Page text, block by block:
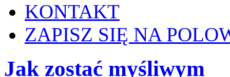
KONTAKT
ZAPISZ SIĘ NA
Jak zostać myśliwym